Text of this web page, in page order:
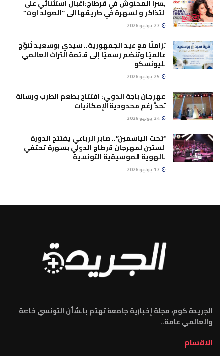
يسرا المحنوش في قرطاج:اقبال استثنائي على
التذاكر والسهرة في طريقها الى “الصولد اوت”
تزامنًا مع عيد الجمهورية.. سيدي بوسعيد تُتوَّج
عالميًا وتنضم رسميًا إلى قائمة التراث العالمي
لليونسكو
مهرجان باجة الدولي: افتتاح بطعم الطرب ورسالة
تحدٍّ رغم محدودية الإمكانيات
“تحت الياسمين”.. صابر الرباعي يفتتح الدورة
الستين لمهرجان قرطاج الدولي بسهرة تحتفي
بالهوية الموسيقية التونسية
الجريدة كوم، مجلة إخبارية جامعة تهتم بالشأن التونسي خاصة
والعالمي عامة..
الاقسام